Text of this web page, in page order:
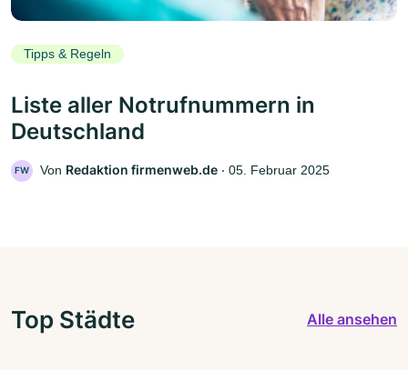
Tipps & Regeln
Liste aller Notrufnummern in
Deutschland
FW Von Redaktion firmenweb.de ‧ 05. Februar 2025
Top Städte Alle ansehen